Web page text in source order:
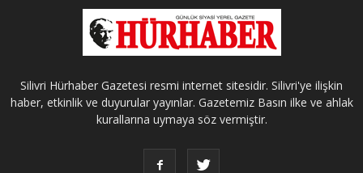
Silivri Hürhaber Gazetesi resmi internet sitesidir. Silivri'ye ilişkin
haber, etkinlik ve duyurular yayınlar. Gazetemiz Basın ilke ve ahlak
kurallarına uymaya söz vermiştir.